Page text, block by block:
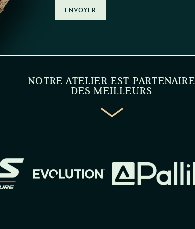
ENVOYER
NOTRE ATELIER EST PARTENAIRE
DES MEILLEURS